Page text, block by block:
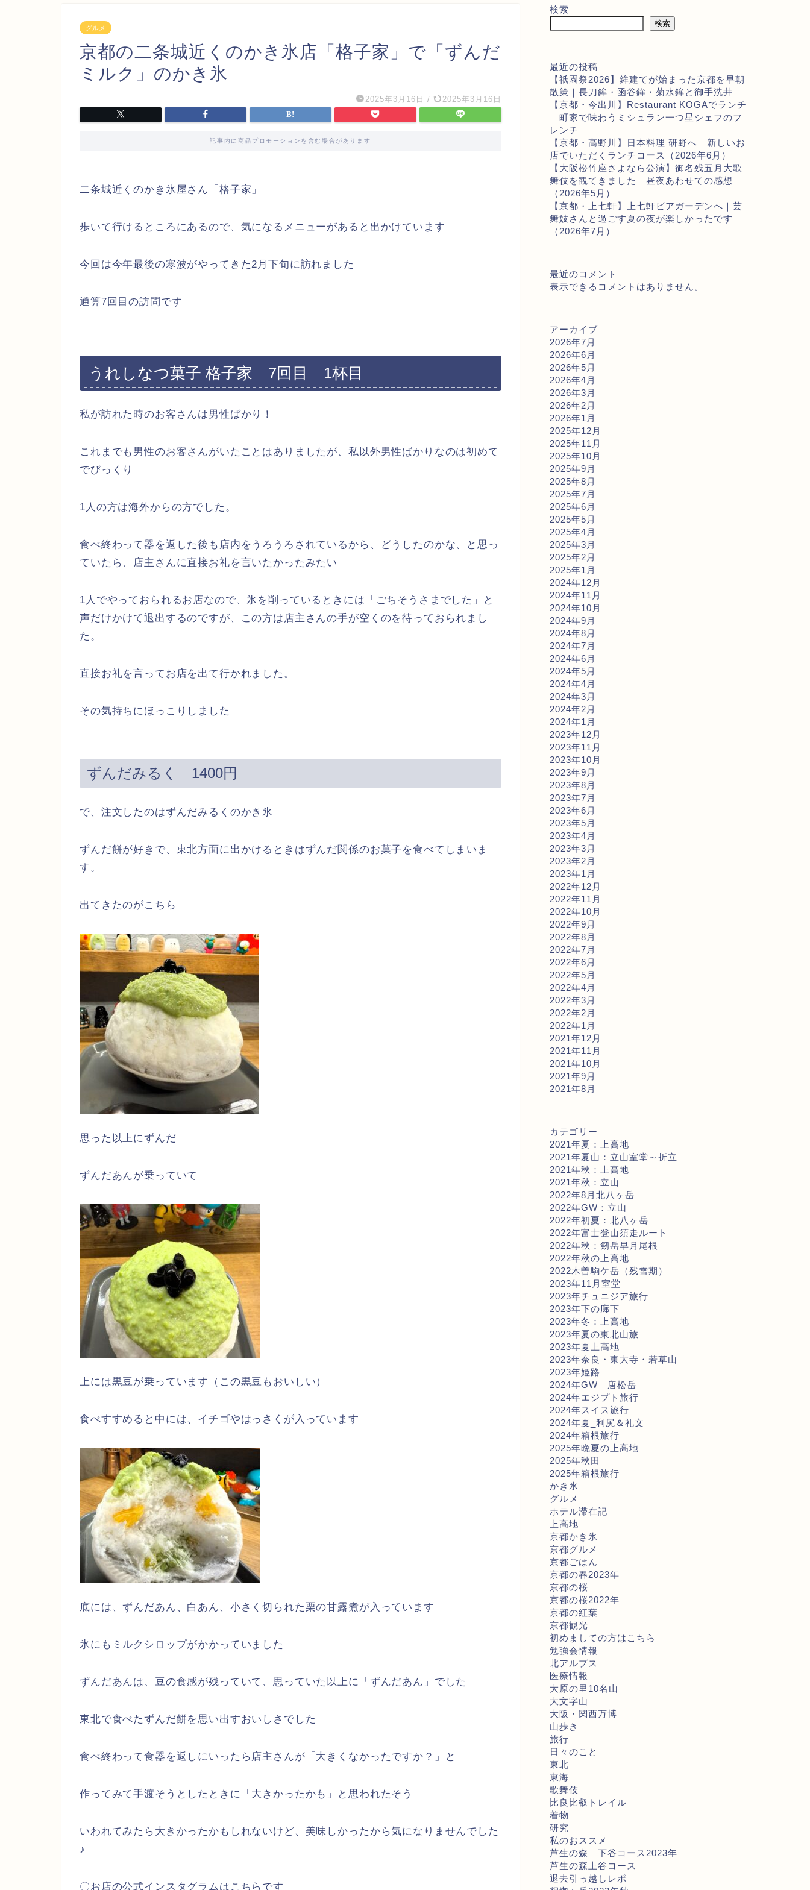
グルメ
京都の二条城近くのかき氷店「格子家」で「ずんだ
ミルク」のかき氷
2025年3月16日 / 2025年3月16日
記事内に商品プロモーションを含む場合があります
二条城近くのかき氷屋さん「格子家」
歩いて行けるところにあるので、気になるメニューがあると出かけています
今回は今年最後の寒波がやってきた2月下旬に訪れました
通算7回目の訪問です
うれしなつ菓子 格子家 7回目 1杯目
私が訪れた時のお客さんは男性ばかり！
これまでも男性のお客さんがいたことはありましたが、私以外男性ばかりなのは初めて
でびっくり
1人の方は海外からの方でした。
食べ終わって器を返した後も店内をうろうろされているから、どうしたのかな、と思っ
ていたら、店主さんに直接お礼を言いたかったみたい
1人でやっておられるお店なので、氷を削っているときには「ごちそうさまでした」と
声だけかけて退出するのですが、この方は店主さんの手が空くのを待っておられまし
た。
直接お礼を言ってお店を出て行かれました。
その気持ちにほっこりしました
ずんだみるく 1400円
で、注文したのはずんだみるくのかき氷
ずんだ餅が好きで、東北方面に出かけるときはずんだ関係のお菓子を食べてしまいま
す。
出てきたのがこちら
思った以上にずんだ
ずんだあんが乗っていて
上には黒豆が乗っています（この黒豆もおいしい）
食べすすめると中には、イチゴやはっさくが入っています
底には、ずんだあん、白あん、小さく切られた栗の甘露煮が入っています
氷にもミルクシロップがかかっていました
ずんだあんは、豆の食感が残っていて、思っていた以上に「ずんだあん」でした
東北で食べたずんだ餅を思い出すおいしさでした
食べ終わって食器を返しにいったら店主さんが「大きくなかったですか？」と
作ってみて手渡そうとしたときに「大きかったかも」と思われたそう
いわれてみたら大きかったかもしれないけど、美味しかったから気になりませんでした
♪
〇お店の公式インスタグラムはこちらです
検索
検索
最近の投稿
【祇園祭2026】鉾建てが始まった京都を早朝
散策｜長刀鉾・函谷鉾・菊水鉾と御手洗井
【京都・今出川】Restaurant KOGAでランチ
｜町家で味わうミシュラン一つ星シェフのフ
レンチ
【京都・高野川】日本料理 研野へ｜新しいお
店でいただくランチコース（2026年6月）
【大阪松竹座さよなら公演】御名残五月大歌
舞伎を観てきました｜昼夜あわせての感想
（2026年5月）
【京都・上七軒】上七軒ビアガーデンへ｜芸
舞妓さんと過ごす夏の夜が楽しかったです
（2026年7月）
最近のコメント
表示できるコメントはありません。
アーカイブ
2026年7月
2026年6月
2026年5月
2026年4月
2026年3月
2026年2月
2026年1月
2025年12月
2025年11月
2025年10月
2025年9月
2025年8月
2025年7月
2025年6月
2025年5月
2025年4月
2025年3月
2025年2月
2025年1月
2024年12月
2024年11月
2024年10月
2024年9月
2024年8月
2024年7月
2024年6月
2024年5月
2024年4月
2024年3月
2024年2月
2024年1月
2023年12月
2023年11月
2023年10月
2023年9月
2023年8月
2023年7月
2023年6月
2023年5月
2023年4月
2023年3月
2023年2月
2023年1月
2022年12月
2022年11月
2022年10月
2022年9月
2022年8月
2022年7月
2022年6月
2022年5月
2022年4月
2022年3月
2022年2月
2022年1月
2021年12月
2021年11月
2021年10月
2021年9月
2021年8月
カテゴリー
2021年夏：上高地
2021年夏山：立山室堂～折立
2021年秋：上高地
2021年秋：立山
2022年8月北八ヶ岳
2022年GW：立山
2022年初夏：北八ヶ岳
2022年富士登山須走ルート
2022年秋：剱岳早月尾根
2022年秋の上高地
2022木曽駒ケ岳（残雪期）
2023年11月室堂
2023年チュニジア旅行
2023年下の廊下
2023年冬：上高地
2023年夏の東北山旅
2023年夏上高地
2023年奈良・東大寺・若草山
2023年姫路
2024年GW 唐松岳
2024年エジプト旅行
2024年スイス旅行
2024年夏_利尻＆礼文
2024年箱根旅行
2025年晩夏の上高地
2025年秋田
2025年箱根旅行
かき氷
グルメ
ホテル滞在記
上高地
京都かき氷
京都グルメ
京都ごはん
京都の春2023年
京都の桜
京都の桜2022年
京都の紅葉
京都観光
初めましての方はこちら
勉強会情報
北アルプス
医療情報
大原の里10名山
大文字山
大阪・関西万博
山歩き
旅行
日々のこと
東北
東海
歌舞伎
比良比叡トレイル
着物
研究
私のおススメ
芦生の森 下谷コース2023年
芦生の森上谷コース
退去引っ越しレポ